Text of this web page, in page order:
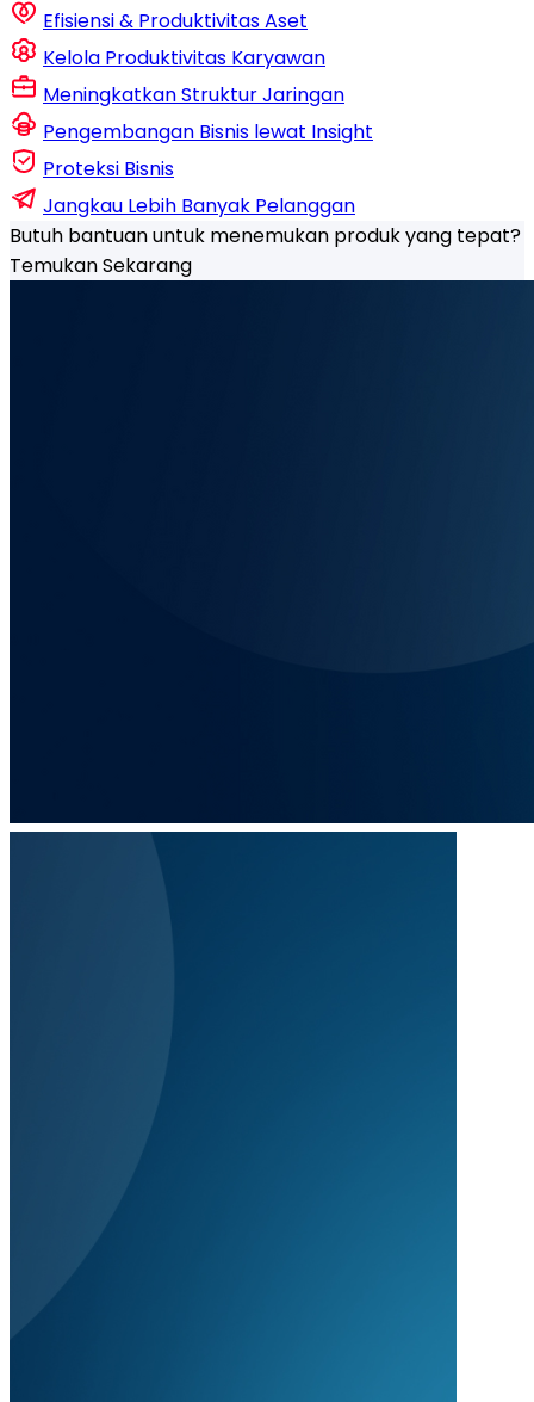
Efisiensi & Produktivitas Aset
Kelola Produktivitas Karyawan
Meningkatkan Struktur Jaringan
Pengembangan Bisnis lewat Insight
Proteksi Bisnis
Jangkau Lebih Banyak Pelanggan
Butuh bantuan untuk menemukan produk yang tepat?
Temukan Sekarang